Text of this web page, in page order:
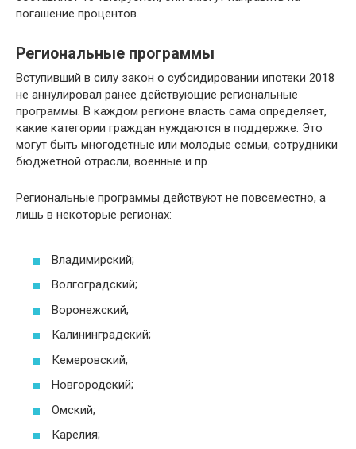
погашение процентов.
Региональные программы
Вступивший в силу закон о субсидировании ипотеки 2018
не аннулировал ранее действующие региональные
программы. В каждом регионе власть сама определяет,
какие категории граждан нуждаются в поддержке. Это
могут быть многодетные или молодые семьи, сотрудники
бюджетной отрасли, военные и пр.
Региональные программы действуют не повсеместно, а
лишь в некоторые регионах:
Владимирский;
Волгоградский;
Воронежский;
Калининградский;
Кемеровский;
Новгородский;
Омский;
Карелия;